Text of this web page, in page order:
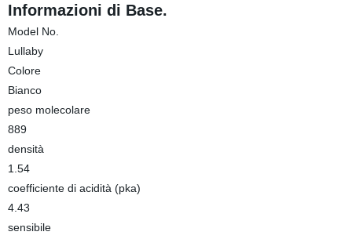
Informazioni di Base.
Model No.
Lullaby
Colore
Bianco
peso molecolare
889
densità
1.54
coefficiente di acidità (pka)
4.43
sensibile